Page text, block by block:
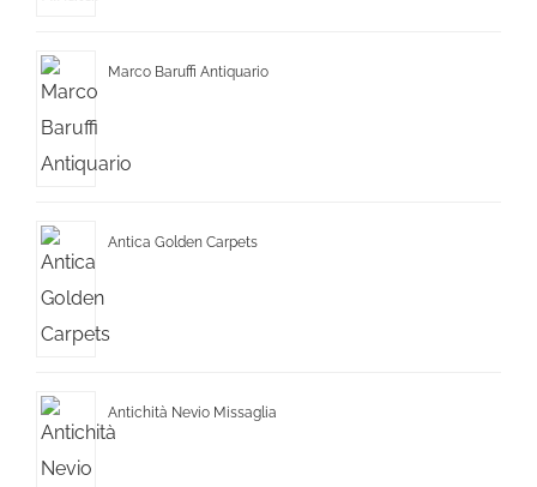
Marco Baruffi Antiquario
Antica Golden Carpets
Antichità Nevio Missaglia